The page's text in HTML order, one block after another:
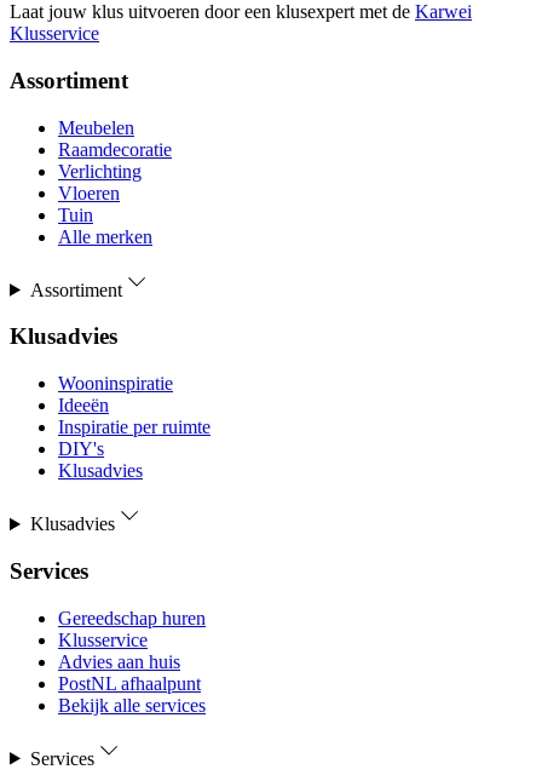
Laat jouw klus uitvoeren door een klusexpert met de Karwei
Klusservice
Assortiment
Meubelen
Raamdecoratie
Verlichting
Vloeren
Tuin
Alle merken
Assortiment
Klusadvies
Wooninspiratie
Ideeën
Inspiratie per ruimte
DIY's
Klusadvies
Klusadvies
Services
Gereedschap huren
Klusservice
Advies aan huis
PostNL afhaalpunt
Bekijk alle services
Services